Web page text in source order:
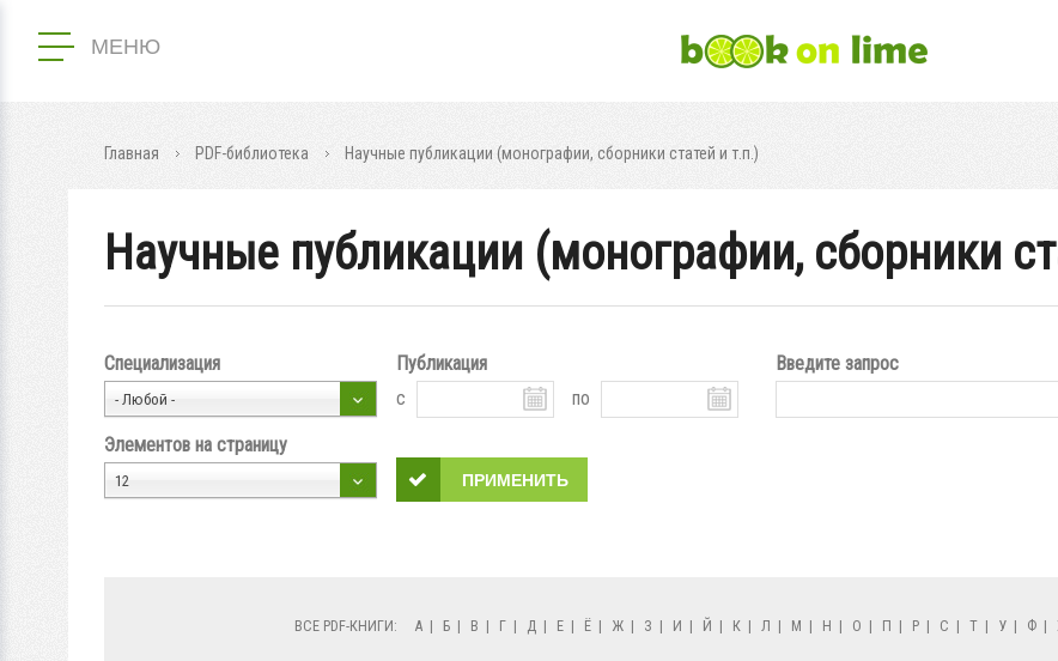
МЕНЮ
Главная PDF-библиотека Научные публикации (монографии, сборники статей и т.п.)
Научные публикации (монографии, сборники
Специализация
- Любой -
Публикация
с
по
Введите запрос
Элементов на страницу
12
ВСЕ PDF-КНИГИ: А | Б | В | Г | Д | Е | Ё | Ж | З | И | Й | К | Л | М | Н | О | П | Р | С | Т | У | Ф |